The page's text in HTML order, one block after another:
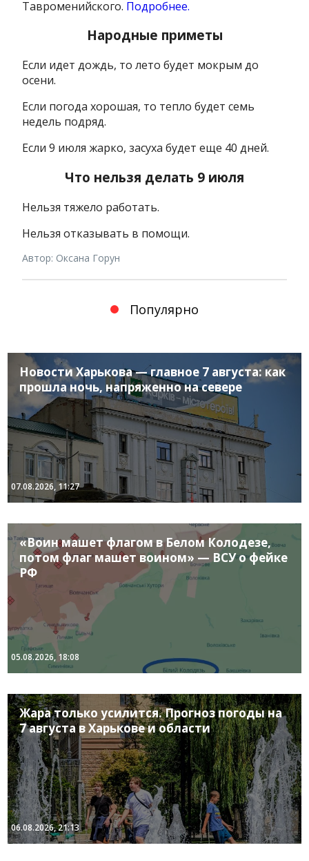
Тавроменийского. Подробнее.
Народные приметы
Если идет дождь, то лето будет мокрым до
осени.
Если погода хорошая, то тепло будет семь
недель подряд.
Если 9 июля жарко, засуха будет еще 40 дней.
Что нельзя делать 9 июля
Нельзя тяжело работать.
Нельзя отказывать в помощи.
Автор: Оксана Горун
Популярно
Новости Харькова — главное 7 августа: как
прошла ночь, напряженно на севере
07.08.2026, 11:27
«Воин машет флагом в Белом Колодезе,
потом флаг машет воином» — ВСУ о фейке
РФ
05.08.2026, 18:08
Жара только усилится. Прогноз погоды на
7 августа в Харькове и области
06.08.2026, 21:13